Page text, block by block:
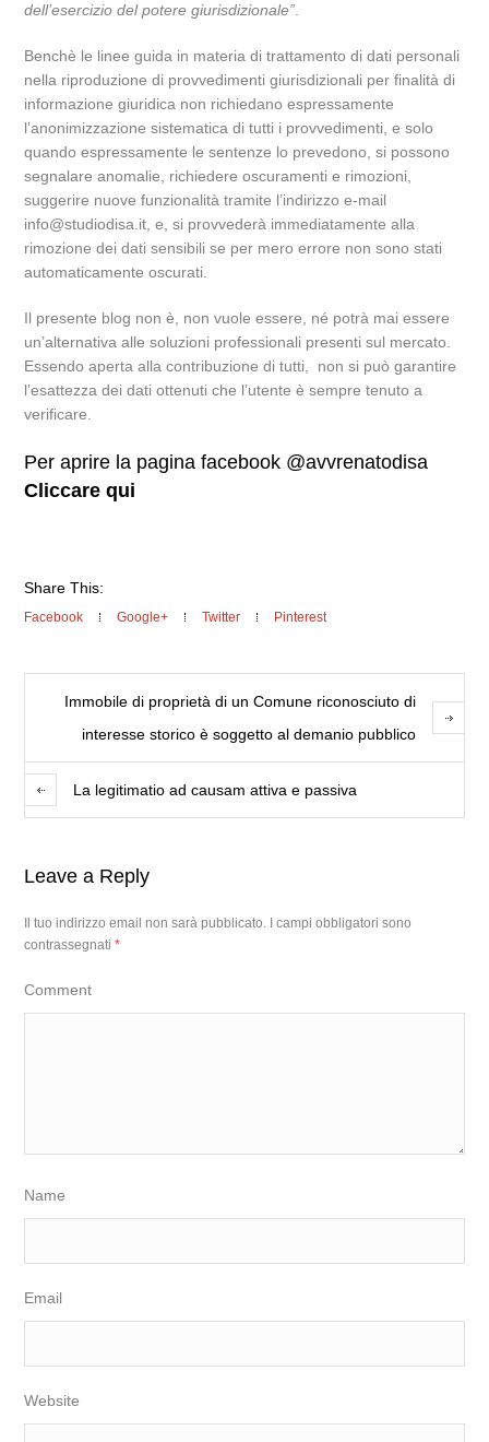
dell’esercizio del potere giurisdizionale”
Benchè le linee guida in materia di trattamento di dati personali
nella riproduzione di provvedimenti giurisdizionali per finalità di
informazione giuridica non richiedano espressamente
l’anonimizzazione sistematica di tutti i provvedimenti, e solo
quando espressamente le sentenze lo prevedono, si possono
segnalare anomalie, richiedere oscuramenti e rimozioni,
suggerire nuove funzionalità tramite l’indirizzo e-mail
info@studiodisa.it, e, si provvederà immediatamente alla
rimozione dei dati sensibili se per mero errore non sono stati
automaticamente oscurati.
Il presente blog non è, non vuole essere, né potrà mai essere
un’alternativa alle soluzioni professionali presenti sul mercato.
Essendo aperta alla contribuzione di tutti, non si può garantire
l’esattezza dei dati ottenuti che l’utente è sempre tenuto a
verificare.
Per aprire la pagina facebook @avvrenatodisa
Cliccare qui
Share This:
Facebook Google+ Twitter Pinterest
Immobile di proprietà di un Comune riconosciuto di
interesse storico è soggetto al demanio pubblico
La legitimatio ad causam attiva e passiva
Leave a Reply
Il tuo indirizzo email non sarà pubblicato.
I campi obbligatori sono
contrassegnati*
Comment
Name
Email
Website